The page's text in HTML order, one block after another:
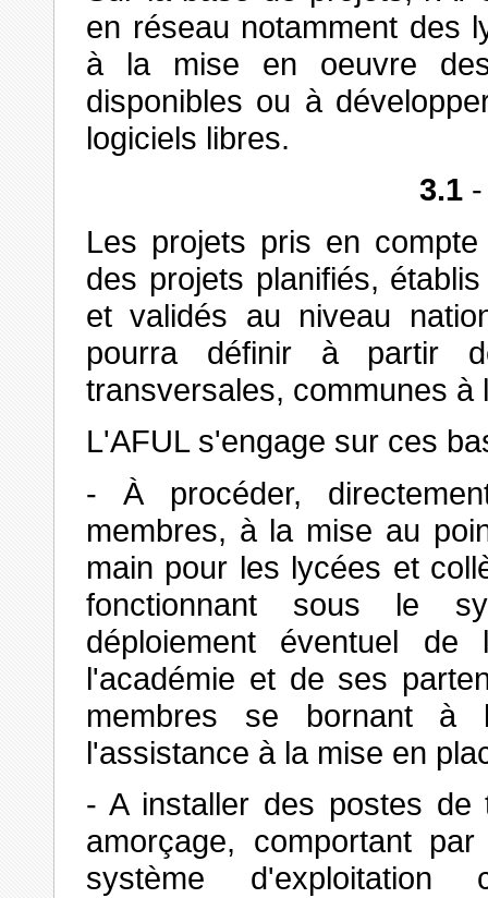
en réseau notamment des
à la mise en oeuvre
disponibles ou à
logiciels libres.
3.1 -
Les projets pris en
des projets planifiés,
et validés au niveau
pourra définir à partir
transversales, communes
L'AFUL s'engage sur ces
- À procéder,
membres, à la mise au
main pour les lycées et
fonctionnant sous le
déploiement éventuel
l'académie et de ses
membres se bornant
l'assistance à la mise en
- A installer des postes
amorçage, comportant
système